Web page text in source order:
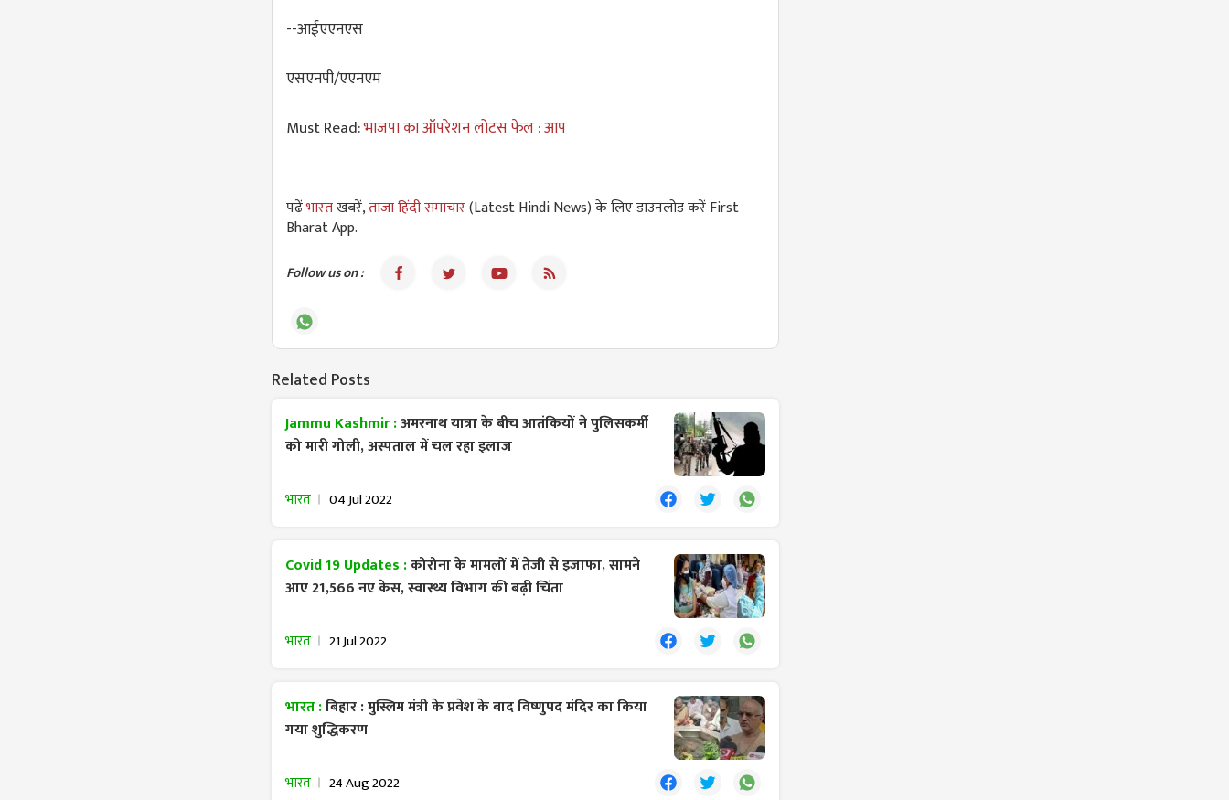
--आईएएनएस
एसएनपी/एएनएम
Must Read:भाजपा का ऑपरेशन लोटस फेल : आप
पढेंभारतखबरें,ताजा हिंदी समाचार(Latest Hindi News) के लिए डाउनलोड करें First
Bharat App.
Follow us on :
Related Posts
Jammu Kashmir :अमरनाथ यात्रा के बीच आतंकियों ने पुलिसकर्मी
को मारी गोली, अस्पताल में चल रहा इलाज
भारत 04 Jul 2022
Covid 19 Updates :कोरोना के मामलों में तेजी से इजाफा, सामने
आए 21,566 नए केस, स्वास्थ्य विभाग की बढ़ी चिंता
भारत 21 Jul 2022
भारत :बिहार : मुस्लिम मंत्री के प्रवेश के बाद विष्णुपद मंदिर का किया
गया शुद्धिकरण
भारत 24 Aug 2022